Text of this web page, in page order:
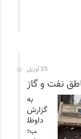
25 آوریل
نفت و گاز
به
گزارش
داوطل
ب؛